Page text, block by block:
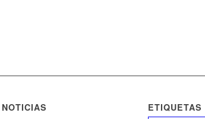
ETIQUETAS